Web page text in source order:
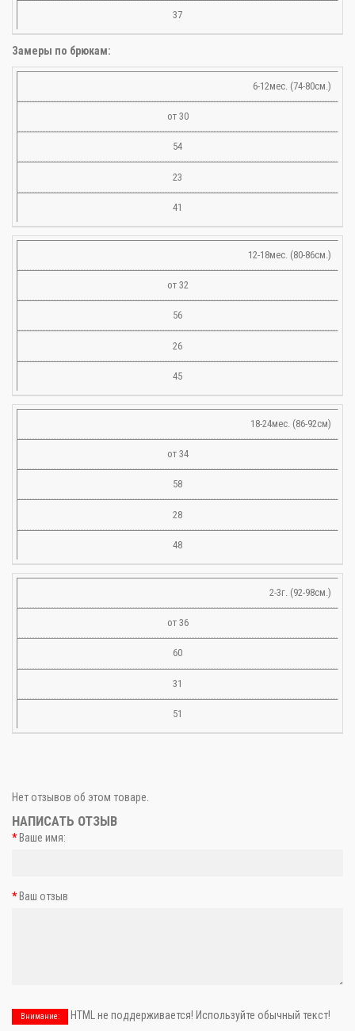
37
Замеры по брюкам:
6-12мес. (74-80см.)
от 30
54
23
41
12-18мес. (80-86см.)
от 32
56
26
45
18-24мес. (86-92см)
от 34
58
28
48
2-3г. (92-98см.)
от 36
60
31
51
Нет отзывов об этом товаре.
НАПИСАТЬ ОТЗЫВ
Ваше имя:
Ваш отзыв
Внимание: HTML не поддерживается! Используйте обычный текст!